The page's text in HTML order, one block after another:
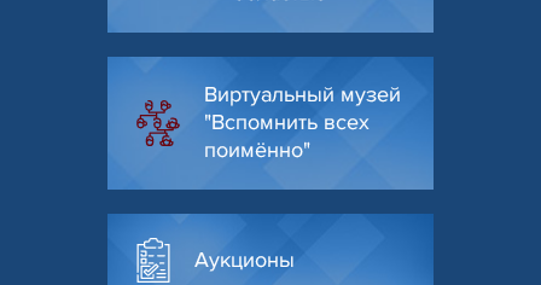
Виртуальный музей
"Вспомнить всех
поимённо"
Аукционы